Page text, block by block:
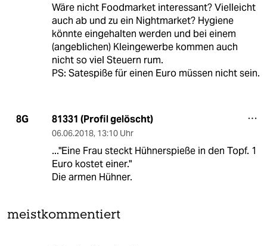
Wäre nicht Foodmarket interessant? Vielleicht
auch ab und zu ein Nightmarket? Hygiene
könnte eingehalten werden und bei einem
(angeblichen) Kleingewerbe kommen auch
nicht so viel Steuern rum.
PS: Satespiße für einen Euro müssen nicht sein.
8G 81331 (Profil gelöscht)
06.06.2018, 13:10 Uhr
..."Eine Frau steckt Hühnerspieße in den Topf. 1
Euro kostet einer."
Die armen Hühner.
meistkommentiert